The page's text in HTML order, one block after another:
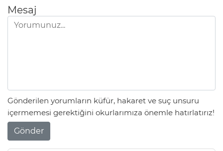
Mesaj
Gönderilen yorumların küfür, hakaret ve suç unsuru
içermemesi gerektiğini okurlarımıza önemle hatırlatırız!
Gönder